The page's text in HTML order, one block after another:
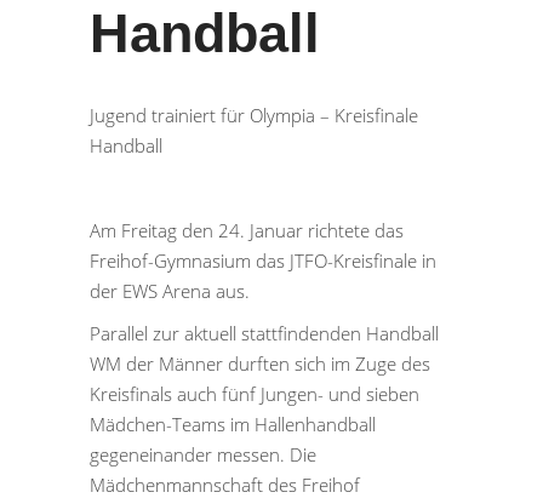
Handball
Jugend trainiert für Olympia – Kreisfinale
Handball
Am Freitag den 24. Januar richtete das
Freihof-Gymnasium das JTFO-Kreisfinale in
der EWS Arena aus.
Parallel zur aktuell stattfindenden Handball
WM der Männer durften sich im Zuge des
Kreisfinals auch fünf Jungen- und sieben
Mädchen-Teams im Hallenhandball
gegeneinander messen. Die
Mädchenmannschaft des Freihof